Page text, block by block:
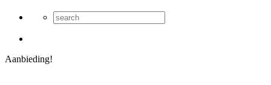
Aanbieding!